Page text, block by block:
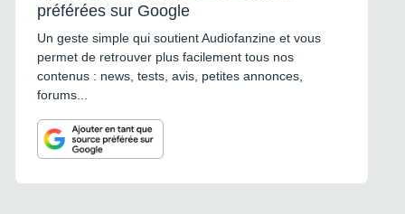
préférées sur Google
Un geste simple qui soutient Audiofanzine et vous
permet de retrouver plus facilement tous nos
contenus : news, tests, avis, petites annonces,
forums...